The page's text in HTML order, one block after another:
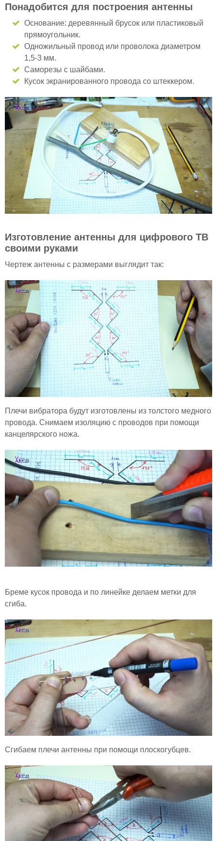
Понадобится для построения антенны
Основание: деревянный брусок или пластиковый
прямоугольник.
Одножильный провод или проволока диаметром
1,5-3 мм.
Саморезы с шайбами.
Кусок экранированного провода со штеккером.
Изготовление антенны для цифрового ТВ
своими руками
Чертеж антенны с размерами выглядит так:
Плечи вибратора будут изготовлены из толстого медного
провода. Снимаем изоляцию с проводов при помощи
канцелярского ножа.
Бреме кусок провода и по линейке делаем метки для
сгиба.
Сгибаем плечи антенны при помощи плоскогубцев.